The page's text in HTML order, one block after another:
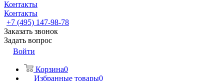
Контакты
Контакты
+7 (495) 147-98-78
Заказать звонок
Задать вопрос
Войти
Корзина0
Избранные товары0